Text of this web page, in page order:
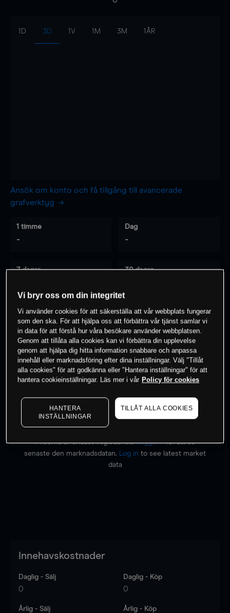
1D 3D 1V 1M 3M 1ÅR
Ansök om konto och få tillgång till avancerade
grafverktyg
1 timme
-
Dag
-
7 dagar 30 dagar
0% av kunderna har en position i detta
instrument
Börja handla
Priserna är endast vägledande.Logga inför att se
senaste den marknadsdatan.
Log in to see latest market
data
Innehavskostnader
Daglig - Sälj
0
Daglig - Köp
0
Årlig - Sälj Årlig - Köp
Vi bryr oss om din integritet
Vi använder cookies för att säkerställa att vår webbplats fungerar
som den ska. För att hjälpa oss att förbättra vår tjänst samlar vi
in data för att förstå hur våra besökare använder webbplatsen.
Genom att tillåta alla cookies kan vi förbättra din upplevelse
genom att hjälpa dig hitta information snabbare och anpassa
innehåll eller marknadsföring efter dina inställningar. Välj "Tillåt
alla cookies" för att godkänna eller "Hantera inställningar" för att
hantera cookieinställningar. Läs mer i vår Policy för cookies
HANTERA
INSTÄLLNINGAR
TILLÅT ALLA COOKIES